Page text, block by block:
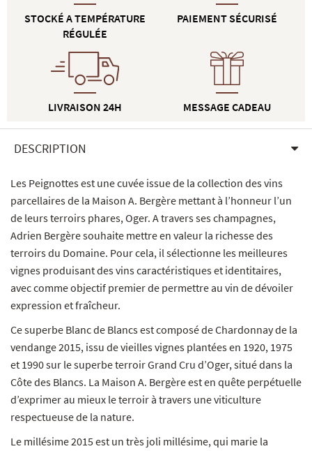
STOCKÉ A TEMPÉRATURE
RÉGULÉE
LIVRAISON 24H
PAIEMENT SÉCURISÉ
MESSAGE CADEAU
DESCRIPTION
Les Peignottes est une cuvée issue de la collection des vins
parcellaires de la Maison A. Bergère mettant à l’honneur l’un
de leurs terroirs phares, Oger. A travers ses champagnes,
Adrien Bergère souhaite mettre en valeur la richesse des
terroirs du Domaine. Pour cela, il sélectionne les meilleures
vignes produisant des vins caractéristiques et identitaires,
avec comme objectif premier de permettre au vin de dévoiler
expression et fraîcheur.
Ce superbe Blanc de Blancs est composé de Chardonnay de la
vendange 2015, issu de vieilles vignes plantées en 1920, 1975
et 1990 sur le superbe terroir Grand Cru d’Oger, situé dans la
Côte des Blancs. La Maison A. Bergère est en quête perpétuelle
d’exprimer au mieux le terroir à travers une viticulture
respectueuse de la nature.
Le millésime 2015 est un très joli millésime, qui marie la